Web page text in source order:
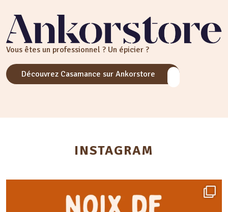
Vous êtes un professionnel ? Un épicier ?
Découvrez Casamance sur Ankorstore
INSTAGRAM